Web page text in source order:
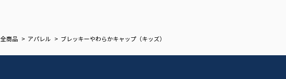
全商品 アパレル ブレッキーやわらかキャップ（キッズ）